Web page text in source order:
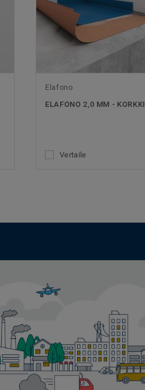
Elafono
ELAFONO 2,0 MM - KORKKI
Vertaile